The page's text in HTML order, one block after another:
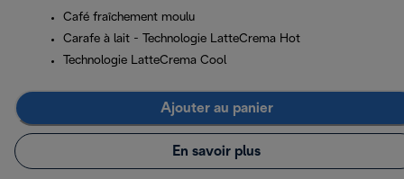
Café fraîchement moulu
Carafe à lait - Technologie LatteCrema Hot
Technologie LatteCrema Cool
Ajouter au panier
En savoir plus